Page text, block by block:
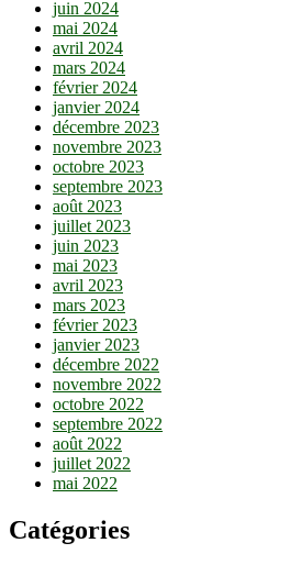
juin 2024
mai 2024
avril 2024
mars 2024
février 2024
janvier 2024
décembre 2023
novembre 2023
octobre 2023
septembre 2023
août 2023
juillet 2023
juin 2023
mai 2023
avril 2023
mars 2023
février 2023
janvier 2023
décembre 2022
novembre 2022
octobre 2022
septembre 2022
août 2022
juillet 2022
mai 2022
Catégories